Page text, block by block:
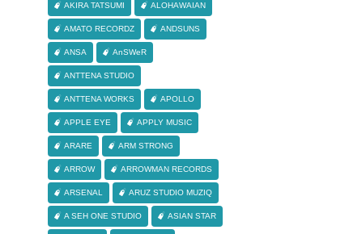
AKIRA TATSUMI ALOHAWAIAN
AMATO RECORDZ ANDSUNS
ANSA AnSWeR
ANTTENA STUDIO
ANTTENA WORKS APOLLO
APPLE EYE APPLY MUSIC
ARARE ARM STRONG
ARROW ARROWMAN RECORDS
ARSENAL ARUZ STUDIO MUZIQ
A SEH ONE STUDIO ASIAN STAR